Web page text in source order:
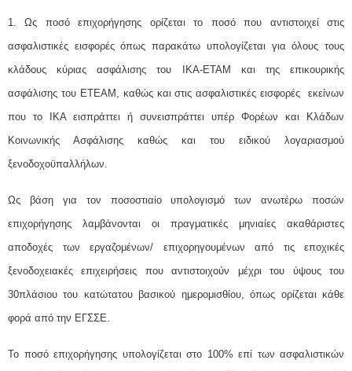
1. Ως ποσό επιχορήγησης ορίζεται το ποσό που αντιστοιχεί στις
ασφαλιστικές εισφορές όπως παρακάτω υπολογίζεται για όλους τους
κλάδους κύριας ασφάλισης του ΙΚΑ-ΕΤΑΜ και της επικουρικής
ασφάλισης του ΕΤΕΑΜ, καθώς και στις ασφαλιστικές εισφορές εκείνων
που το ΙΚΑ εισπράττει ή συνεισπράττει υπέρ Φορέων και Κλάδων
Κοινωνικής Ασφάλισης καθώς και του ειδικού λογαριασμού
ξενοδοχοϋπαλλήλων.
Ως βάση για τον ποσοστιαίο υπολογισμό των ανωτέρω ποσών
επιχορήγησης λαμβάνονται οι πραγματικές μηνιαίες ακαθάριστες
αποδοχές των εργαζομένων/ επιχορηγουμένων από τις εποχικές
ξενοδοχειακές επιχειρήσεις που αντιστοιχούν μέχρι του ύψους του
30πλάσιου του κατώτατου βασικού ημερομισθίου, όπως ορίζεται κάθε
φορά από την ΕΓΣΣΕ.
Το ποσό επιχορήγησης υπολογίζεται στο 100% επί των ασφαλιστικών